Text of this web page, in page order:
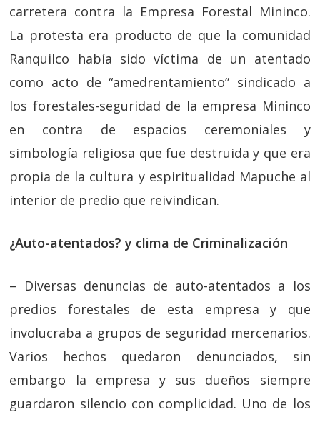
carretera contra la Empresa Forestal Mininco.
La protesta era producto de que la comunidad
Ranquilco había sido víctima de un atentado
como acto de “amedrentamiento” sindicado a
los forestales-seguridad de la empresa Mininco
en contra de espacios ceremoniales y
simbología religiosa que fue destruida y que era
propia de la cultura y espiritualidad Mapuche al
interior de predio que reivindican.
¿Auto-atentados? y clima de Criminalización
– Diversas denuncias de auto-atentados a los
predios forestales de esta empresa y que
involucraba a grupos de seguridad mercenarios.
Varios hechos quedaron denunciados, sin
embargo la empresa y sus dueños siempre
guardaron silencio con complicidad. Uno de los